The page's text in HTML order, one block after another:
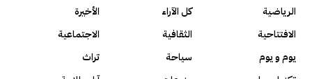
الرياضية
كل الآراء
الأخيرة
الافتتاحية
الثقافية
الاجتماعية
يوم و يوم
سياحة
تراث